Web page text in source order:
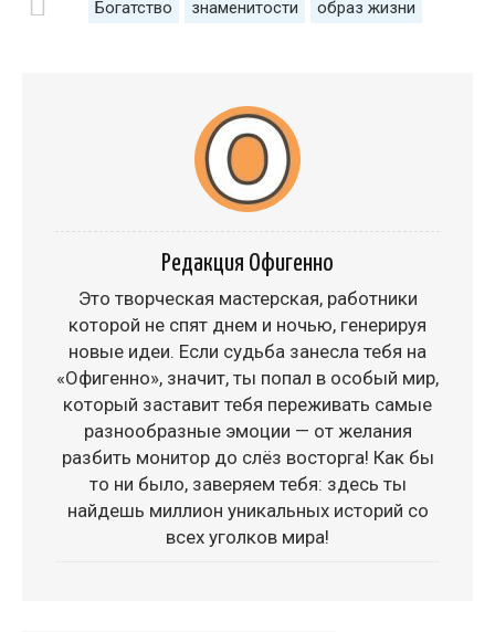
Богатство знаменитости образ жизни
Редакция Офигенно
Это творческая мастерская, работники
которой не спят днем и ночью, генерируя
новые идеи. Если судьба занесла тебя на
«Офигенно», значит, ты попал в особый мир,
который заставит тебя переживать самые
разнообразные эмоции — от желания
разбить монитор до слёз восторга! Как бы
то ни было, заверяем тебя: здесь ты
найдешь миллион уникальных историй со
всех уголков мира!